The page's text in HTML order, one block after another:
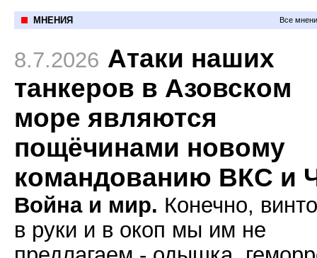
МНЕНИЯ Все
8.7.2026 Атаки наших
танкеров в Азовском
море являются
пощёчинами новому
командованию ВКС и
Война и мир. Конечно,
в руки и в окоп мы им не